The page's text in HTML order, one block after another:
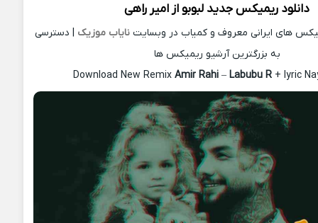
دانلود ریمیکس جدید لبوبو ازامیر راهی
های ایرانی معروف و کمیاب در وبسایت نایاب موزیک | دسترسی
به بزرگترین آرشیو ریمیکس ها
Download New RemixAmir Rahi –Labubu R + lyric